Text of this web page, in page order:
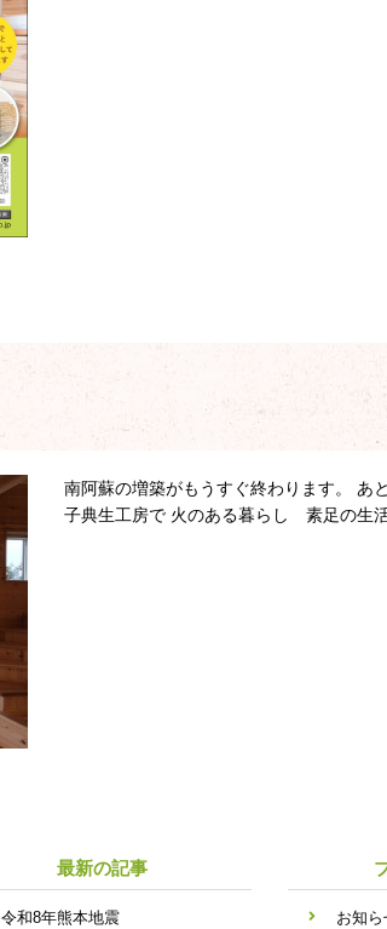
南阿蘇の増築がもうすぐ終わります
子典生工房で 火のある暮らし 素足の生
最新の記事
令和8年熊本地震 お知ら